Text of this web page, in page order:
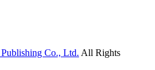
Co., Ltd. All Rights